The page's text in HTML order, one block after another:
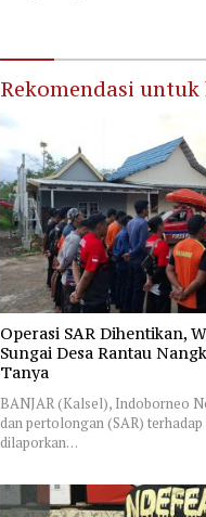
Rekomendasi untuk
Operasi SAR Dihentikan,
Sungai Desa Rantau
Tanya
BANJAR (Kalsel), Indoborneo
dan pertolongan (SAR)
dilaporkan…